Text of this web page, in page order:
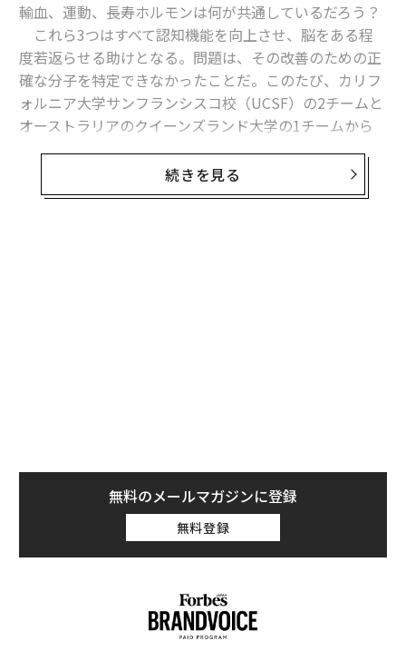
輸血、運動、長寿ホルモンは何が共通しているだろう？
これら3つはすべて認知機能を向上させ、脳をある程
度若返らせる助けとなる。問題は、その改善のための正
確な分子を特定できなかったことだ。このたび、カリフ
ォルニア大学サンフランシスコ校（UCSF）の2チームと
オーストラリアのクイーンズランド大学の1チームから
なる3つの研究チームが、血小板第4因子（PF4）と呼ば
れるタンパク質への介入を通した脳増強効果を追跡する
ことで、その暗号を解読した。
若いマウスの血液を分析したところ、年老いたマウスの
血液よりも血小板第4因子の濃度が明らかに高いことが
わかった。若い人間の血液と年配の人間の血液を比べて
も同じことが観察された。
血小板第4因子を分離し、若い血を加えることなく直接
老齢のマウスに注射した。それまで同様に、老齢マウス
続きを見る
無料のメールマガジンに登録
無料登録